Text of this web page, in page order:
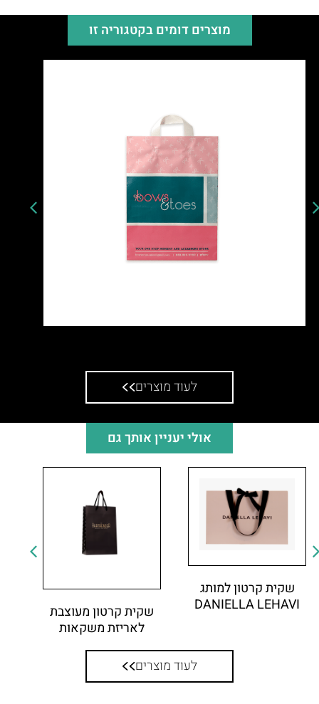
מוצרים דומים בקטגוריה זו
לעוד מוצרים
אולי יעניין אותך גם
שקית קרטון למותג
DANIELLA LEHAVI
שקית קרטון מעוצבת
לאריזת משקאות
לעוד מוצרים